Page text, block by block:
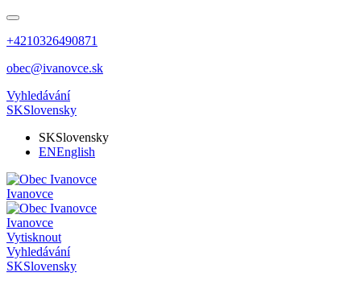
+4210326490871
obec@ivanovce.sk
Vyhledávání
SKSlovensky
SKSlovensky
ENEnglish
Ivanovce
Ivanovce
Vytisknout
Vyhledávání
SKSlovensky